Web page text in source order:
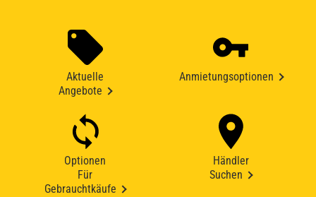
Aktuelle
Angebote
Anmietungsoptionen
Optionen
Für
Gebrauchtkäufe
Händler
Suchen